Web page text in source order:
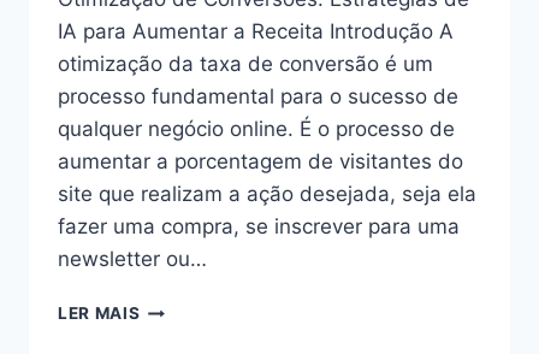
IA para Aumentar a Receita Introdução A
otimização da taxa de conversão é um
processo fundamental para o sucesso de
qualquer negócio online. É o processo de
aumentar a porcentagem de visitantes do
site que realizam a ação desejada, seja ela
fazer uma compra, se inscrever para uma
newsletter ou…
LER MAIS OTIMIZAÇÃO